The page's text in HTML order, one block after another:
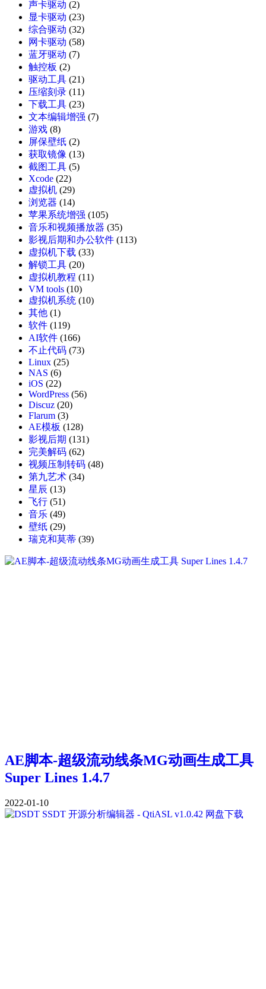
声卡驱动 (2)
显卡驱动 (23)
综合驱动 (32)
网卡驱动 (58)
蓝牙驱动 (7)
触控板 (2)
驱动工具 (21)
压缩刻录 (11)
下载工具 (23)
文本编辑增强 (7)
游戏 (8)
屏保壁纸 (2)
获取镜像 (13)
截图工具 (5)
Xcode (22)
虚拟机 (29)
浏览器 (14)
苹果系统增强 (105)
音乐和视频播放器 (35)
影视后期和办公软件 (113)
虚拟机下载 (33)
解锁工具 (20)
虚拟机教程 (11)
VM tools (10)
虚拟机系统 (10)
其他 (1)
软件 (119)
AI软件 (166)
不止代码 (73)
Linux (25)
NAS (6)
iOS (22)
WordPress (56)
Discuz (20)
Flarum (3)
AE模板 (128)
影视后期 (131)
完美解码 (62)
视频压制转码 (48)
第九艺术 (34)
星辰 (13)
飞行 (51)
音乐 (49)
壁纸 (29)
瑞克和莫蒂 (39)
AE脚本-超级流动线条MG动画生成工具
Super Lines 1.4.7
2022-01-10